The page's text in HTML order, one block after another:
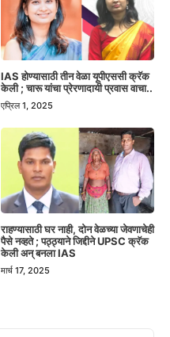
IAS होण्यासाठी तीन वेळा यूपीएससी क्रॅक
केली ; चारू यांचा प्रेरणादायी प्रवास वाचा..
एप्रिल 1, 2025
राहण्यासाठी घर नाही, दोन वेळच्या जेवणाचेही
पैसे नव्हते ; पठ्ठ्याने जिद्दीने UPSC क्रॅक
केली अन् बनला IAS
मार्च 17, 2025